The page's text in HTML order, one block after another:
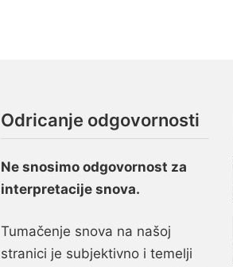
Odricanje odgovornosti
Ne snosimo odgovornost za
interpretacije snova.
Tumačenje snova na našoj
stranici je subjektivno i temelji